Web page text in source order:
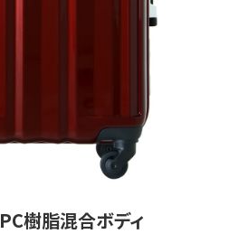
樹脂混合ボディ